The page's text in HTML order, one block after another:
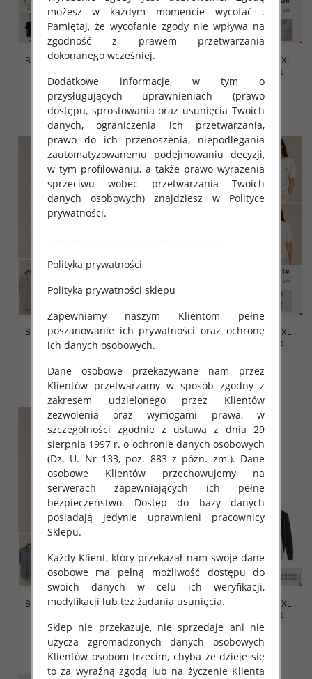
Bluzki damskie Roz S/M-L/XL ,
42.00 zł
szczegóły
Bluzki damskie Roz S/M-L/XL ,
Mix Kolor Paczka 10 szt
42.00 zł
szczegóły
Bluzki damskie Roz S/M-L/XL ,
Mix Kolor Paczka 10 szt
42.00 zł
szczegóły
Bluzki damskie Roz S/M-L/XL ,
Mix Kolor Paczka 10 szt
szczegóły
Bluzki damskie Roz S/M-L/XL ,
42.00 zł
szczegóły
Bluzki damskie Roz S/M-L/XL ,
Mix Kolor Paczka 10 szt
39.00 zł
szczegóły
możesz w każdym momencie wycofać .
Pamiętaj, że wycofanie zgody nie wpływa na
zgodność z prawem przetwarzania
dokonanego wcześniej.
Dodatkowe informacje, w tym o
przysługujących uprawnieniach (prawo
dostępu, sprostowania oraz usunięcia Twoich
danych, ograniczenia ich przetwarzania,
prawo do ich przenoszenia, niepodlegania
zautomatyzowanemu podejmowaniu decyzji,
w tym profilowaniu, a także prawo wyrażenia
sprzeciwu wobec przetwarzania Twoich
danych osobowych) znajdziesz w Polityce
prywatności.
---------------------------------------------------
Polityka prywatności
Polityka prywatności sklepu
Zapewniamy naszym Klientom pełne
poszanowanie ich prywatności oraz ochronę
ich danych osobowych.
Dane osobowe przekazywane nam przez
Klientów przetwarzamy w sposób zgodny z
zakresem udzielonego przez Klientów
zezwolenia oraz wymogami prawa, w
szczególności zgodnie z ustawą z dnia 29
sierpnia 1997 r. o ochronie danych osobowych
(Dz. U. Nr 133, poz. 883 z późn. zm.). Dane
osobowe Klientów przechowujemy na
serwerach zapewniających ich pełne
bezpieczeństwo. Dostęp do bazy danych
posiadają jedynie uprawnieni pracownicy
Sklepu.
Każdy Klient, który przekazał nam swoje dane
osobowe ma pełną możliwość dostępu do
swoich danych w celu ich weryfikacji,
modyfikacji lub też żądania usunięcia.
Sklep nie przekazuje, nie sprzedaje ani nie
użycza zgromadzonych danych osobowych
Klientów osobom trzecim, chyba że dzieje się
to za wyraźną zgodą lub na życzenie Klienta